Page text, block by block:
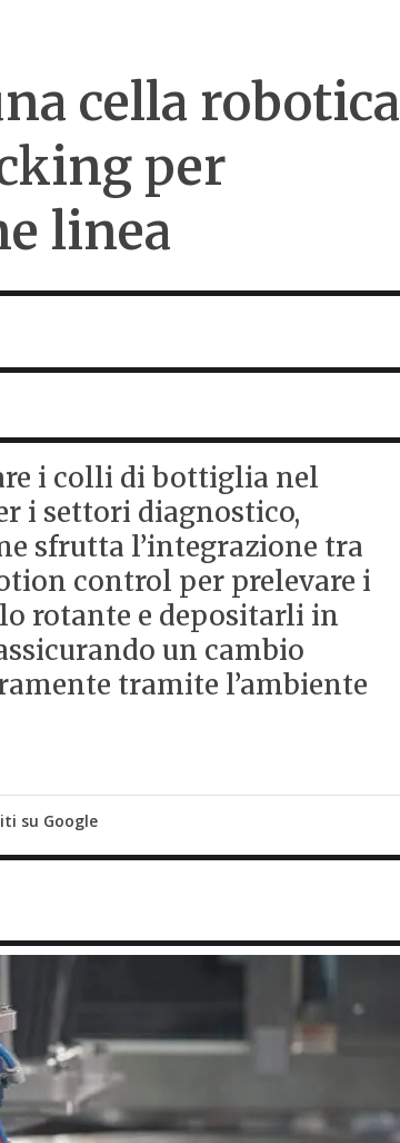
cella robotica
per
linea
i colli di bottiglia nel
i settori diagnostico,
sfrutta l’integrazione tra
control per prelevare i
rotante e depositarli in
un cambio
tramite l’ambiente
su Google